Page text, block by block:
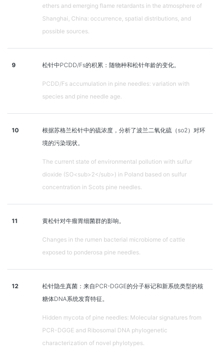
ethers and emerging flame retardants in the atmosphere of
Shanghai, China: occurrence, spatial distributions, and
possible sources.
9 松针中PCDD/Fs的积累：随物种和松针年龄的变化。
PCDD/Fs accumulation in pine needles: variation with
species and pine needle age.
10
根据苏格兰松针中的硫浓度，分析了波兰二氧化硫（so2）对环
境的污染现状。
The current state of environmental pollution with sulfur
dioxide (SO<sub>2</sub>) in Poland based on sulfur
concentration in Scots pine needles.
11 黄松针对牛瘤胃细菌群的影响。
Changes in the rumen bacterial microbiome of cattle
exposed to ponderosa pine needles.
12
松针隐生真菌：来自PCR-DGGE的分子标记和新系统类型的核
糖体DNA系统发育特征。
Hidden mycota of pine needles: Molecular signatures from
PCR-DGGE and Ribosomal DNA phylogenetic
characterization of novel phylotypes.